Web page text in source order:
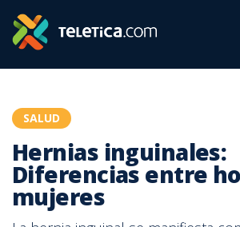
SALUD
Hernias inguinales:
Diferencias entre
mujeres